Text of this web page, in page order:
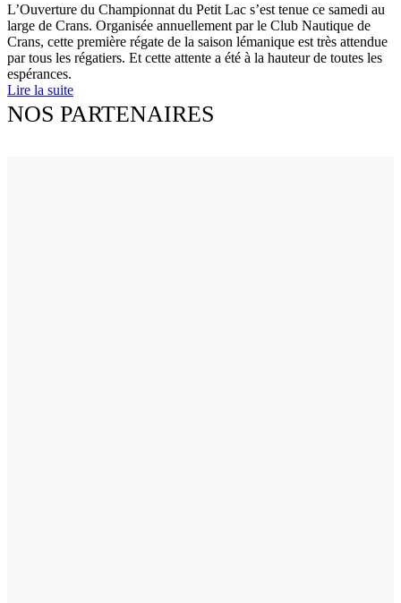
L’Ouverture du Championnat du Petit Lac s’est tenue ce samedi au
large de Crans. Organisée annuellement par le Club Nautique de
Crans, cette première régate de la saison lémanique est très attendue
par tous les régatiers. Et cette attente a été à la hauteur de toutes les
espérances.
Lire la suite
NOS PARTENAIRES